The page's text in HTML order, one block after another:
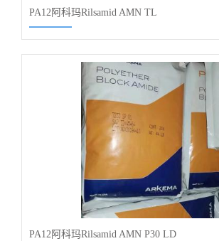
PA12阿科玛Rilsamid AMN TL
PA12阿科玛Rilsamid AMN P30 LD